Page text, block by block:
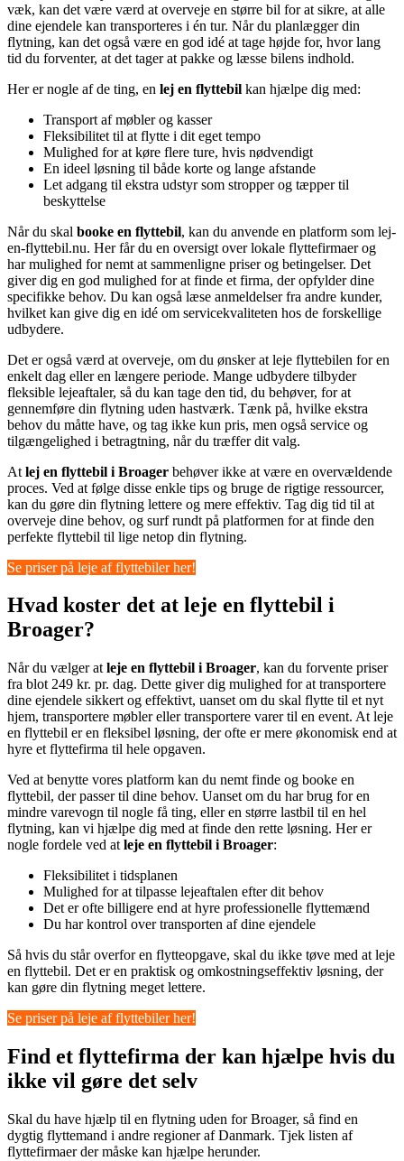
væk, kan det være værd at overveje en større bil for at sikre, at alle
dine ejendele kan transporteres i én tur. Når du planlægger din
flytning, kan det også være en god idé at tage højde for, hvor lang
tid du forventer, at det tager at pakke og læsse bilens indhold.
Her er nogle af de ting, en lej en flyttebil kan hjælpe dig med:
Transport af møbler og kasser
Fleksibilitet til at flytte i dit eget tempo
Mulighed for at køre flere ture, hvis nødvendigt
En ideel løsning til både korte og lange afstande
Let adgang til ekstra udstyr som stropper og tæpper til
beskyttelse
Når du skal booke en flyttebil, kan du anvende en platform som lej-
en-flyttebil.nu. Her får du en oversigt over lokale flyttefirmaer og
har mulighed for nemt at sammenligne priser og betingelser. Det
giver dig en god mulighed for at finde et firma, der opfylder dine
specifikke behov. Du kan også læse anmeldelser fra andre kunder,
hvilket kan give dig en idé om servicekvaliteten hos de forskellige
udbydere.
Det er også værd at overveje, om du ønsker at leje flyttebilen for en
enkelt dag eller en længere periode. Mange udbydere tilbyder
fleksible lejeaftaler, så du kan tage den tid, du behøver, for at
gennemføre din flytning uden hastværk. Tænk på, hvilke ekstra
behov du måtte have, og tag ikke kun pris, men også service og
tilgængelighed i betragtning, når du træffer dit valg.
At lej en flyttebil i Broager behøver ikke at være en overvældende
proces. Ved at følge disse enkle tips og bruge de rigtige ressourcer,
kan du gøre din flytning lettere og mere effektiv. Tag dig tid til at
overveje dine behov, og surf rundt på platformen for at finde den
perfekte flyttebil til lige netop din flytning.
Se priser på leje af flyttebiler her!
Hvad koster det at leje en flyttebil i
Broager?
Når du vælger at leje en flyttebil i Broager, kan du forvente priser
fra blot 249 kr. pr. dag. Dette giver dig mulighed for at transportere
dine ejendele sikkert og effektivt, uanset om du skal flytte til et nyt
hjem, transportere møbler eller transportere varer til en event. At leje
en flyttebil er en fleksibel løsning, der ofte er mere økonomisk end at
hyre et flyttefirma til hele opgaven.
Ved at benytte vores platform kan du nemt finde og booke en
flyttebil, der passer til dine behov. Uanset om du har brug for en
mindre varevogn til nogle få ting, eller en større lastbil til en hel
flytning, kan vi hjælpe dig med at finde den rette løsning. Her er
nogle fordele ved at leje en flyttebil i Broager:
Fleksibilitet i tidsplanen
Mulighed for at tilpasse lejeaftalen efter dit behov
Det er ofte billigere end at hyre professionelle flyttemænd
Du har kontrol over transporten af dine ejendele
Så hvis du står overfor en flytteopgave, skal du ikke tøve med at leje
en flyttebil. Det er en praktisk og omkostningseffektiv løsning, der
kan gøre din flytning meget lettere.
Se priser på leje af flyttebiler her!
Find et flyttefirma der kan hjælpe hvis du
ikke vil gøre det selv
Skal du have hjælp til en flytning uden for Broager, så find en
dygtig flyttemand i andre regioner af Danmark. Tjek listen af
flyttefirmaer der måske kan hjælpe herunder.